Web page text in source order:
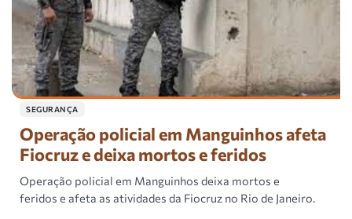
SEGURANÇA
Operação policial em Manguinhos afeta
Fiocruz e deixa mortos e feridos
Operação policial em Manguinhos deixa mortos e
feridos e afeta as atividades da Fiocruz no Rio de Janeiro.